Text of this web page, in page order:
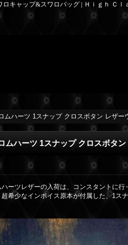
キャップ&スワロバッグ | Ｈｉｇｈ Ｃ
ムハーツ 1スナップ クロスボタン レザー
ムハーツ 1スナップ クロスボタン
ハーツレザーの入荷は、コンスタントに行
希少なインボイス原本が付属した、1ス